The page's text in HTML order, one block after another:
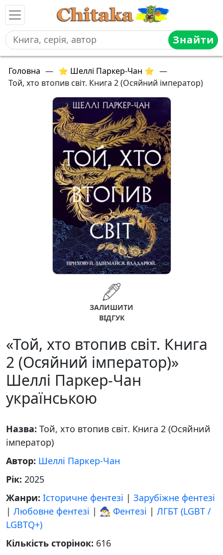
Знайти
Головна — ⭐ Шеллі Паркер-Чан ⭐ —
Той, хто втопив світ. Книга 2 (Осяйний імператор)
ЗАЛИШИТИ
ВІДГУК
«Той, хто втопив світ. Книга
2 (Осяйний імператор)»
Шеллі Паркер-Чан
українською
Назва: Той, хто втопив світ. Книга 2 (Осяйний
імператор)
Автор: Шеллі Паркер-Чан
Рік: 2025
Жанри: Історичне фентезі | Зарубіжне фентезі
| Любовне фентезі | 🧙‍♂️ Фентезі | ЛГБТ (LGBT /
LGBTQ+)
Кількість сторінок: 616